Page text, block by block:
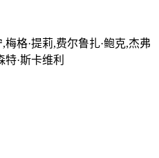
梅格·提莉,费尔鲁扎·鲍克,杰弗
特·斯卡维利